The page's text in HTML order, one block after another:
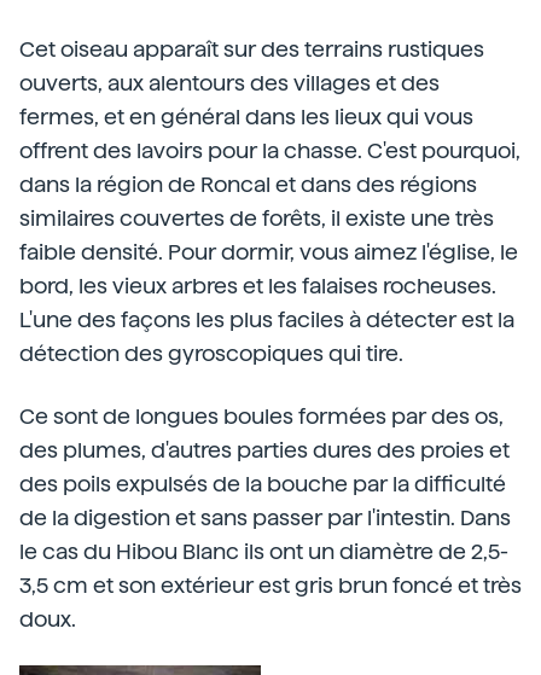
Cet oiseau apparaît sur des terrains rustiques
ouverts, aux alentours des villages et des
fermes, et en général dans les lieux qui vous
offrent des lavoirs pour la chasse. C'est pourquoi,
dans la région de Roncal et dans des régions
similaires couvertes de forêts, il existe une très
faible densité. Pour dormir, vous aimez l'église, le
bord, les vieux arbres et les falaises rocheuses.
L'une des façons les plus faciles à détecter est la
détection des gyroscopiques qui tire.
Ce sont de longues boules formées par des os,
des plumes, d'autres parties dures des proies et
des poils expulsés de la bouche par la difficulté
de la digestion et sans passer par l'intestin. Dans
le cas du Hibou Blanc ils ont un diamètre de 2,5-
3,5 cm et son extérieur est gris brun foncé et très
doux.